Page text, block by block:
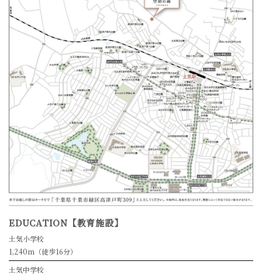
EDUCATION【教育施設】
土気小学校
1,240m（徒歩16分）
土気中学校